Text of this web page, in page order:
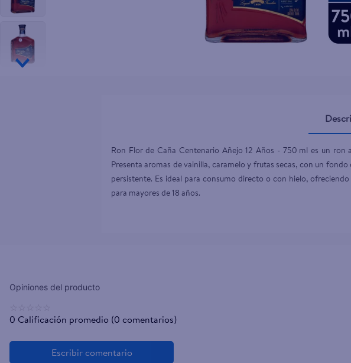
Ron Flor de Caña Centenario Añejo 12 Años - 750 ml es un
Presenta aromas de vainilla, caramelo y frutas secas, con un
persistente. Es ideal para consumo directo o con hielo,
para mayores de 18 años.
0 Calificación promedio (0 comentarios)
tip top